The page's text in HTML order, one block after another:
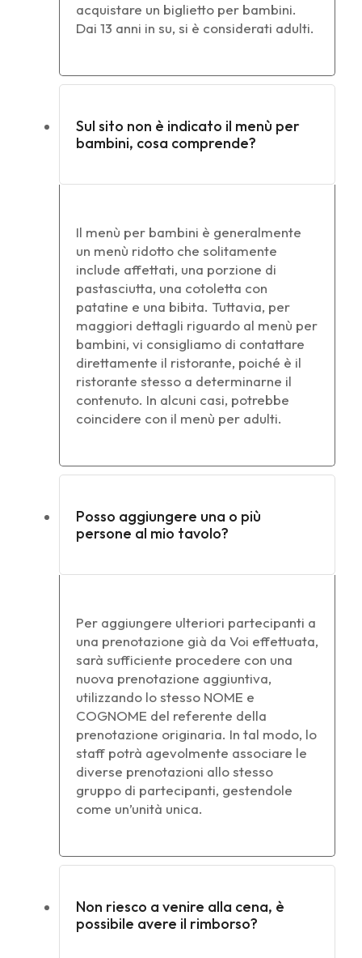
acquistare un biglietto per bambini.
Dai 13 anni in su, si è considerati adulti.
Sul sito non è indicato il menù per
bambini, cosa comprende?
Il menù per bambini è generalmente
un menù ridotto che solitamente
include affettati, una porzione di
pastasciutta, una cotoletta con
patatine e una bibita. Tuttavia, per
maggiori dettagli riguardo al menù per
bambini, vi consigliamo di contattare
direttamente il ristorante, poiché è il
ristorante stesso a determinarne il
contenuto. In alcuni casi, potrebbe
coincidere con il menù per adulti.
Posso aggiungere una o più
persone al mio tavolo?
Per aggiungere ulteriori partecipanti a
una prenotazione già da Voi effettuata,
sarà sufficiente procedere con una
nuova prenotazione aggiuntiva,
utilizzando lo stesso NOME e
COGNOME del referente della
prenotazione originaria. In tal modo, lo
staff potrà agevolmente associare le
diverse prenotazioni allo stesso
gruppo di partecipanti, gestendole
come un’unità unica.
Non riesco a venire alla cena, è
possibile avere il rimborso?